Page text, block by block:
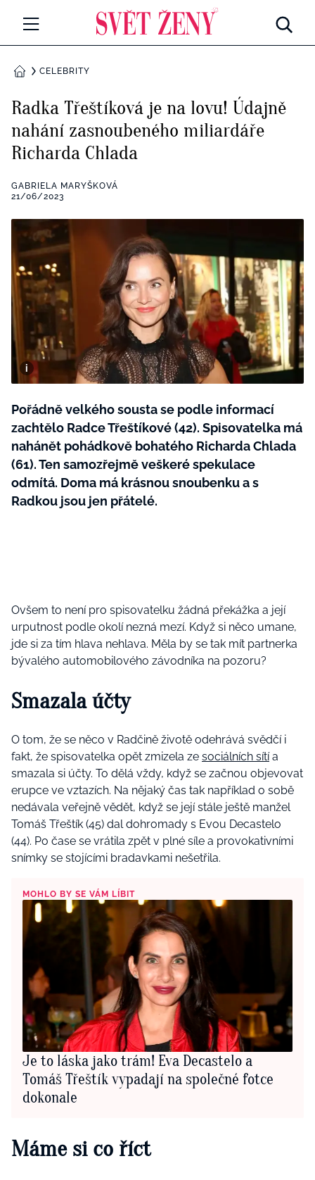
Všechny kategorie
Rozhovory
RETROHUBKY
Všechny kategorie
Seberozvoj
Všechny kategorie
Životní styl
ZÁBAVA
Všechny kategorie
Testy a kvízy
BYDLENÍ
Všechny kategorie
Tvoření
Rady a tipy
BurdaMedia
Extra
SVĚT ŽENY - 599 KČ
ROČNÍ PŘEDPLATNÉ SVĚT ŽENY +
DOMŮCELEBRITY
Radka Třeštíková je na lovu! Údajně
nahání zasnoubeného miliardáře
Richarda Chlada
GABRIELA MARYŠKOVÁ
21/06/2023
Pořádně velkého sousta se podle informací
zachtělo Radce Třeštíkové (42). Spisovatelka má
nahánět pohádkově bohatého Richarda Chlada
(61). Ten samozřejmě veškeré spekulace
odmítá. Doma má krásnou snoubenku a s
Radkou jsou jen přátelé.
Ovšem to není pro spisovatelku žádná překážka a její
urputnost podle okolí nezná mezí. Když si něco umane,
jde si za tím hlava nehlava. Měla by se tak mít partnerka
bývalého automobilového závodníka na pozoru?
Smazala účty
O tom, že se něco v Radčině životě odehrává svědčí i
fakt, že spisovatelka opět zmizela ze sociálních sítía
smazala si účty. To dělá vždy, když se začnou objevovat
erupce ve vztazích. Na nějaký čas tak například o sobě
nedávala veřejně vědět, když se její stále ještě manžel
Tomáš Třeštík (45) dal dohromady s Evou Decastelo
(44). Po čase se vrátila zpět v plné síle a provokativními
snímky se stojícími bradavkami nešetřila.
MOHLO BY SE VÁM LÍBIT
Je to láska jako trám! Eva Decastelo a
Tomáš Třeštík vypadají na společné fotce
dokonale
Máme si co říct